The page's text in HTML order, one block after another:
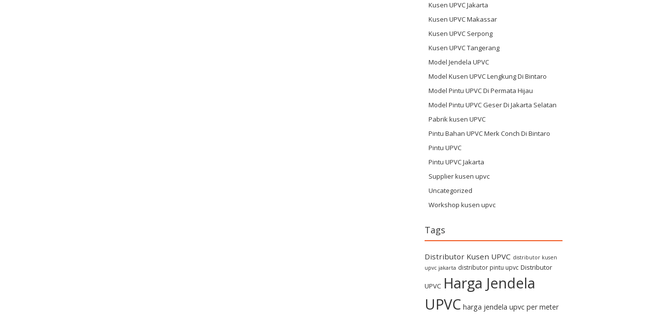
Kusen UPVC Jakarta
Kusen UPVC Makassar
Kusen UPVC Serpong
Kusen UPVC Tangerang
Model Jendela UPVC
Model Kusen UPVC Lengkung Di Bintaro
Model Pintu UPVC Di Permata Hijau
Model Pintu UPVC Geser Di Jakarta Selatan
Pabrik kusen UPVC
Pintu Bahan UPVC Merk Conch Di Bintaro
Pintu UPVC
Pintu UPVC Jakarta
Supplier kusen upvc
Uncategorized
Workshop kusen upvc
Tags
Distributor Kusen UPVC distributor kusen
upvc jakarta distributor pintu upvc Distributor
UPVC Harga Jendela
UPVC harga jendela upvc per meter